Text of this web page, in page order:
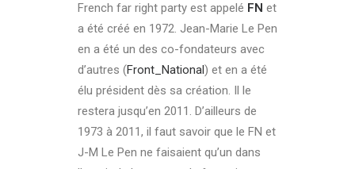
French far right party est appelé FN et
a été créé en 1972. Jean-Marie Le Pen
en a été un des co-fondateurs avec
d’autres (Front_National) et en a été
élu président dès sa création. Il le
restera jusqu’en 2011. D’ailleurs de
1973 à 2011, il faut savoir que le FN et
J-M Le Pen ne faisaient qu’un dans